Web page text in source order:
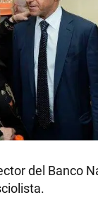
del Banco